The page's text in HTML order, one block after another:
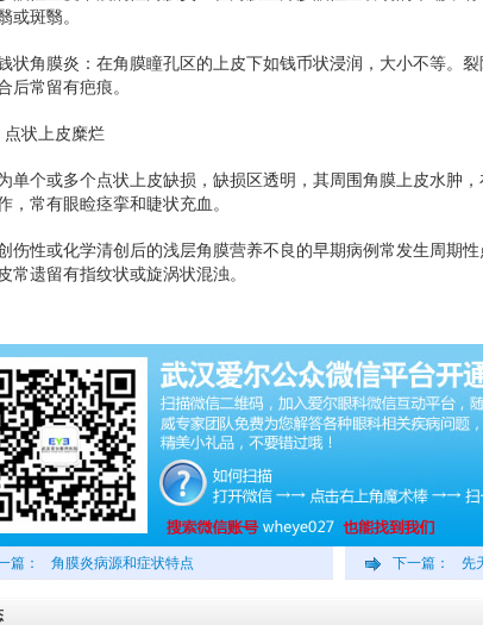
或斑翳。
膜炎：在角膜瞳孔区的上皮下如钱币状浸润，大小不等。裂
后常留有疤痕。
状上皮糜烂
或多个点状上皮缺损，缺损区透明，其周围角膜上皮水肿，
，常有眼睑痉挛和睫状充血。
或化学清创后的浅层角膜营养不良的早期病例常发生周期性
常遗留有指纹状或旋涡状混浊。
篇： 角膜炎病源和症状特点 下一篇： 先